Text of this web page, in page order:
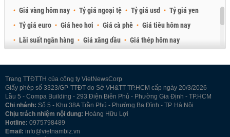
Giá vàng hôm nay Tỷ giá ngoại tệ Tỷ giá usd
Tỷ giá yen
Tỷ giá euro
Giá heo hơi Giá cà phê
Giá tiêu hôm nay
Lãi suất ngân hàng
Giá xăng dầu
Giá thép hôm nay
Trang TTĐTTH của công ty VietNewsCorp
Giấy phép số 3323/GP-TTĐT do Sở VH&TT TP.HCM cấp ngày 20/3/2026
Lầu 5 - Compa Building - 293 Điện Biên Phủ - Phường Gia Định - TP.HCM
Chi nhánh: Số 5 - Khu 38A Trần Phú - Phường Ba Đình - TP. Hà Nội
Chịu trách nhiệm nội dung: Hoàng Hữu Lợi
Hotline: 0975798489
Email: info@vietnambiz.vn